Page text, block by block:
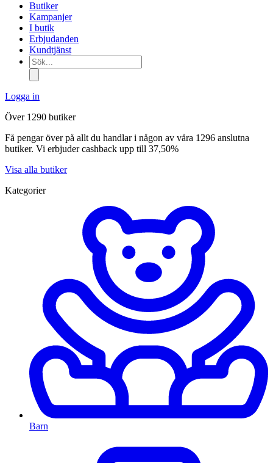
Butiker
Kampanjer
I butik
Erbjudanden
Kundtjänst
Sök...
Logga in
Över 1290 butiker
Få pengar över på allt du handlar i någon av våra 1296 anslutna
butiker. Vi erbjuder cashback upp till 37,50%
Visa alla butiker
Kategorier
Barn